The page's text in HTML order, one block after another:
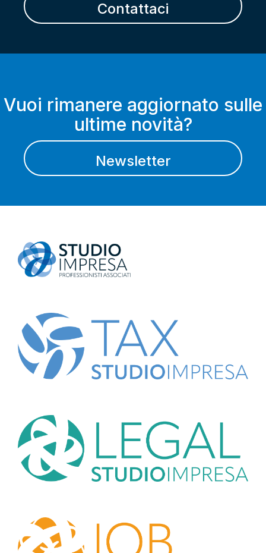
Contattaci
Vuoi rimanere aggiornato sulle
ultime novità?
Newsletter